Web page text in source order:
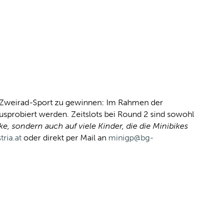
Sport zu gewinnen: Im Rahmen der
werden. Zeitslots bei Round 2 sind sowohl
sondern auch auf viele Kinder, die die Minibikes
oder direkt per Mail an minigp@bg-